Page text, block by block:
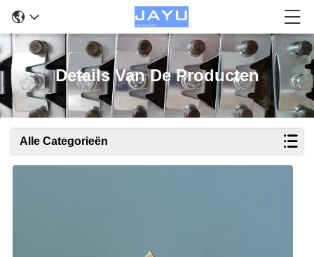
Details Van De Producten
Alle Categorieën